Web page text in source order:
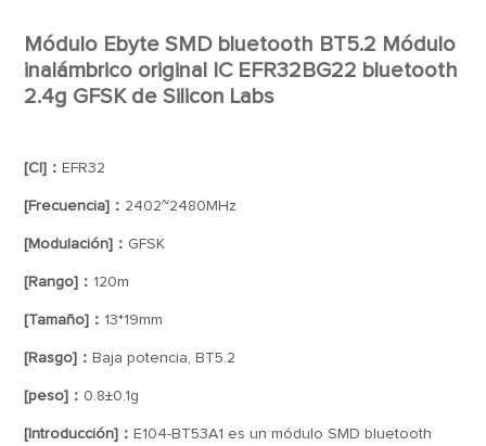
Módulo Ebyte SMD bluetooth BT5.2 Módulo
inalámbrico original IC EFR32BG22 bluetooth
2.4g GFSK de Silicon Labs
[CI]： EFR32
[Frecuencia]： 2402~2480MHz
[Modulación]： GFSK
[Rango]： 120m
[Tamaño]： 13*19mm
[Rasgo]： Baja potencia, BT5.2
[peso]： 0.8±0.1g
[Introducción]： E104-BT53A1 es un módulo SMD bluetooth